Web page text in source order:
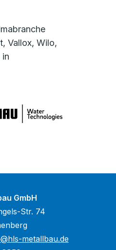
Vallox, Wilo,
in
GmbH
Str. 74
metallbau.de